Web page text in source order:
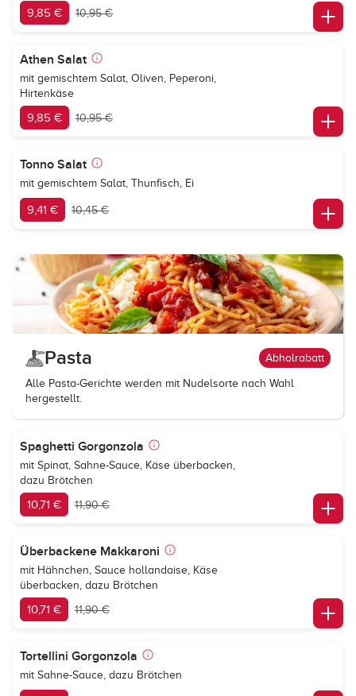
9,85 € 10,95 €
Athen Salat
mit gemischtem Salat, Oliven, Peperoni,
Hirtenkäse
9,85 € 10,95 €
Tonno Salat
mit gemischtem Salat, Thunfisch, Ei
9,41 € 10,45 €
Pasta Abholrabatt
Alle Pasta-Gerichte werden mit Nudelsorte nach Wahl
hergestellt.
Spaghetti Gorgonzola
mit Spinat, Sahne-Sauce, Käse überbacken,
dazu Brötchen
10,71 € 11,90 €
Überbackene Makkaroni
mit Hähnchen, Sauce hollandaise, Käse
überbacken, dazu Brötchen
10,71 € 11,90 €
Tortellini Gorgonzola
mit Sahne-Sauce, dazu Brötchen